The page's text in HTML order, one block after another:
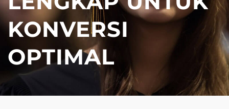
KONVERSI
OPTIMAL